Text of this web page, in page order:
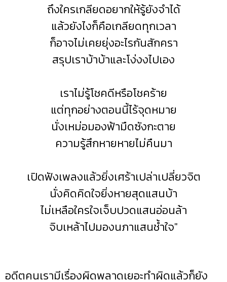
ถึงใครเกลียดอยากให้รู้ยังจำได้
แล้วยังไงก็คือเกลียดทุกเวลา
ก็อาจไม่เคยยุ่งอะไรกันสักครา
สรุปเราบ้าบ้าและโง่งงไปเอง
เราไม่รู้โชคดีหรือโชคร้าย
แต่ทุกอย่างตอนนี้ไร้จุดหมาย
นั่งเหม่อมองฟ้ามืดซังกะตาย
ความรู้สึกหายหายไม่คืนมา
เปิดฟังเพลงแล้วยิ่งเศร้าเปล่าเปลี่ยวจิต
นั่งคิดคิดใจยิ่งหายสุดแสนบ้า
ไม่เหลือใครใจเจ็บปวดแสนอ่อนล้า
จิบเหล้าไปมองนภาแสนช้ำใจ"
อดีตคนเรามีเรื่องผิดพลาดเยอะทำผิดแล้วก็ยัง